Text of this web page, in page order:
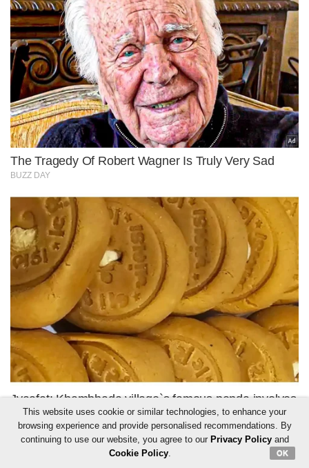
This website uses cookie or similar technologies, to enhance your
browsing experience and provide personalised recommendations. By
continuing to use our website, you agree to our Privacy Policyand
Cookie Policy. OK